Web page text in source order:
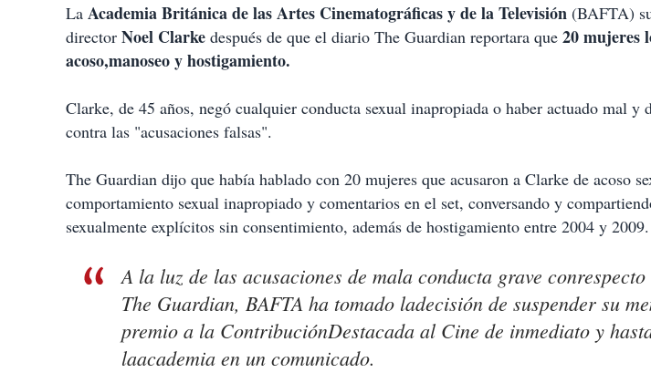
La Academia Británica de las Artes Cinematográficas y de la Televisión (BAFTA)
director Noel Clarke después de que el diario The Guardian reportara que 20 mujeres
acoso,manoseo y hostigamiento.
Clarke, de 45 años, negó cualquier conducta sexual inapropiada o haber actuado mal y
contra las "acusaciones falsas".
The Guardian dijo que había hablado con 20 mujeres que acusaron a Clarke de acoso
comportamiento sexual inapropiado y comentarios en el set, conversando y
sexualmente explícitos sin consentimiento, además de hostigamiento entre 2004 y 2009.
A la luz de las acusaciones de mala conducta grave
The Guardian, BAFTA ha tomado ladecisión de suspender su
premio a la ContribuciónDestacada al Cine de inmediato y
laacademia en un comunicado.